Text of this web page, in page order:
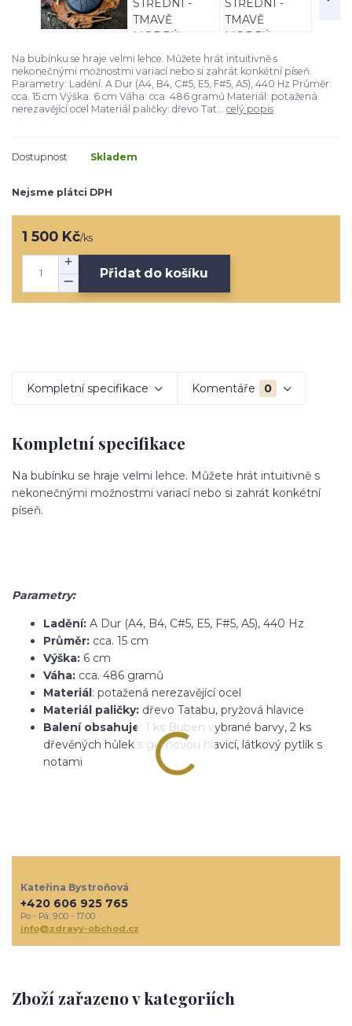
Na bubínku se hraje velmi lehce. Můžete hrát intuitivně s
nekonečnými možnostmi variací nebo si zahrát konkétní píseň.
Parametry: Ladění: A Dur (A4, B4, C#5, E5, F#5, A5), 440 Hz Průměr:
cca. 15 cm Výška: 6 cm Váha: cca. 486 gramů Materiál: potažená
nerezavějící ocel Materiál paličky: dřevo Tat... celý popis
Dostupnost Skladem
Nejsme plátci DPH
1 500 Kč/ks
Přidat do košíku
Kompletní specifikace Komentáře 0
Kompletní specifikace
Na bubínku se hraje velmi lehce. Můžete hrát intuitivně s
nekonečnými možnostmi variací nebo si zahrát konkétní
píseň.
Parametry:
Ladění: A Dur (A4, B4, C#5, E5, F#5, A5), 440 Hz
Průměr: cca. 15 cm
Výška: 6 cm
Váha: cca. 486 gramů
Materiál: potažená nerezavějící ocel
Materiál paličky: dřevo Tatabu, pryžová hlavice
Balení obsahuje: 1 ks Buben vybrané barvy, 2 ks
dřevěných hůlek s gumovou hlavicí, látkový pytlík s
notami
Zboží zařazeno v kategoriích
Kateřina Bystroňová
+420 606 925 765
Po - Pá: 9:00 - 17:00
info@zdravy-obchod.cz